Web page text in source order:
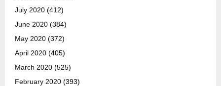
July 2020 (412)
June 2020 (384)
May 2020 (372)
April 2020 (405)
March 2020 (525)
February 2020 (393)